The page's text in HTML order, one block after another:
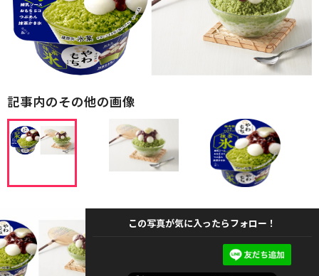
記事内のその他の画像
この写真が気に入ったらフォロー！